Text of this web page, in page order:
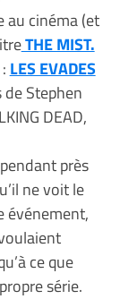
au cinéma (et
THE MIST.
LES EVADES
Stephen
DEAD,
près
ne voit le
événement,
ce que
série.